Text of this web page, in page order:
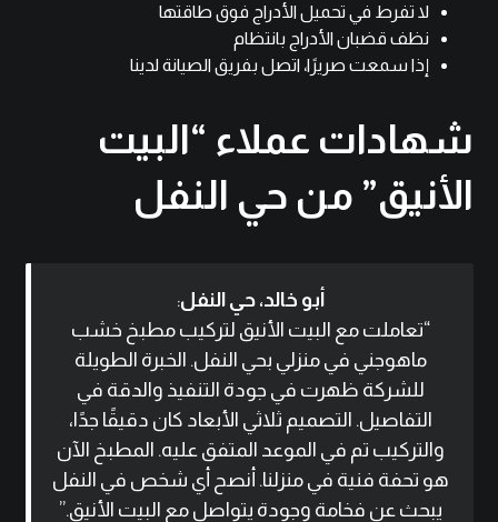
لا تفرط في تحميل الأدراج فوق طاقتها
نظف قضبان الأدراج بانتظام
إذا سمعت صريرًا، اتصل بفريق الصيانة لدينا
شهادات عملاء “البيت
الأنيق” من حي النفل
أبو خالد، حي النفل:
“تعاملت مع البيت الأنيق لتركيب مطبخ خشب
ماهوجني في منزلي بحي النفل. الخبرة الطويلة
للشركة ظهرت في جودة التنفيذ والدقة في
التفاصيل. التصميم ثلاثي الأبعاد كان دقيقًا جدًا،
والتركيب تم في الموعد المتفق عليه. المطبخ الآن
هو تحفة فنية في منزلنا. أنصح أي شخص في النفل
يبحث عن فخامة وجودة يتواصل مع البيت الأنيق.”